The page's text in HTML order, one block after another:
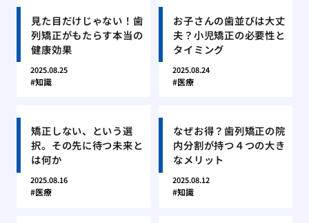
見た目だけじゃない！歯
列矯正がもたらす本当の
健康効果
2025.08.25
知識
お子さんの歯並びは大丈
夫？小児矯正の必要性と
タイミング
2025.08.24
医療
矯正しない、という選
択。その先に待つ未来と
は何か
2025.08.16
医療
なぜお得？歯列矯正の院
内分割が持つ４つの大き
なメリット
2025.08.12
知識